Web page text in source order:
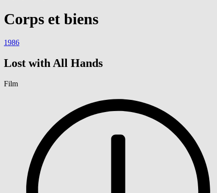
Corps et biens
1986
Lost with All Hands
Film